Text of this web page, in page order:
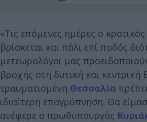
«Τις επόμενες ημέρες ο
βρίσκεται και πάλι επί ποδός
μετεωρολόγοι μας
βροχής στη δυτική και κεντρική
τραυματισμένη Θεσσαλία
ιδιαίτερη επαγρύπνηση. Θα
ανέφερε ο πρωθυπουργός